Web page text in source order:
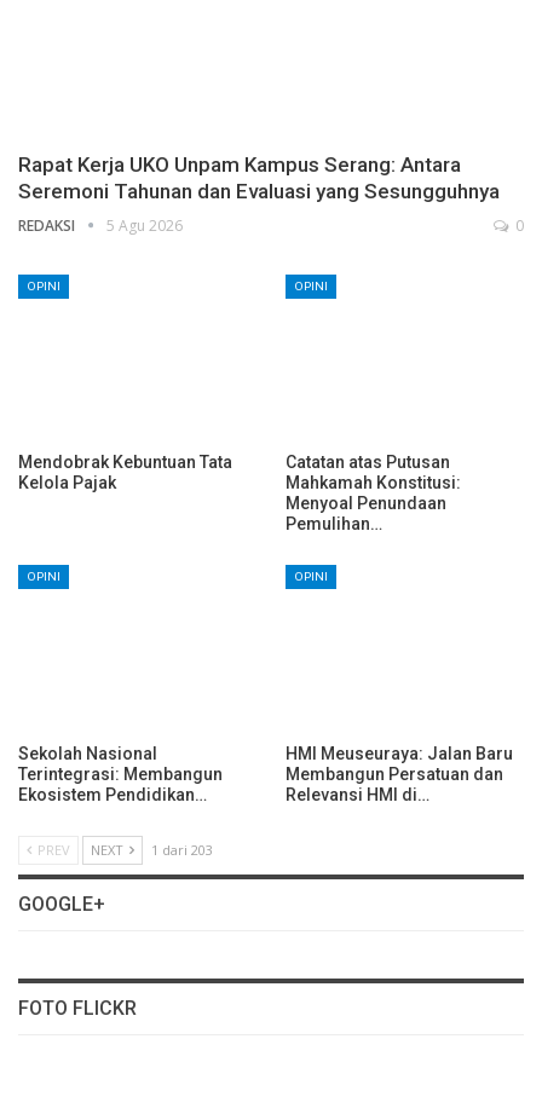
Rapat Kerja UKO Unpam Kampus Serang: Antara
Seremoni Tahunan dan Evaluasi yang Sesungguhnya
REDAKSI 5 Agu 2026 0
OPINI
Mendobrak Kebuntuan Tata
Kelola Pajak
OPINI
Catatan atas Putusan
Mahkamah Konstitusi:
Menyoal Penundaan
Pemulihan…
OPINI
Sekolah Nasional
Terintegrasi: Membangun
Ekosistem Pendidikan…
OPINI
HMI Meuseuraya: Jalan Baru
Membangun Persatuan dan
Relevansi HMI di…
PREV NEXT 1 dari 203
GOOGLE+
FOTO FLICKR